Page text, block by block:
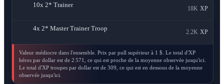
10x 2* Trainer
18K XP
4x 2* Master Trainer Troop
2.2K XP
Valeur médiocre dans l'ensemble. Prix par pull supérieur à 1 $. Le total d'XP
héros par dollar est de 2 571, ce qui est proche de la moyenne observée jusqu'ici.
Le total d'XP troupes par dollar est de 309, ce qui est en dessous de la moyenne
observée jusqu'ici.